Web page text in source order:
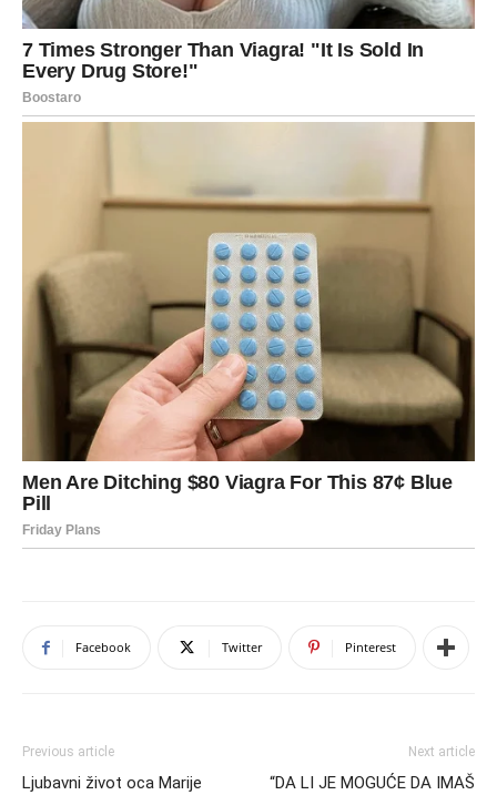
Facebook Twitter Pinterest
Previous article
Ljubavni život oca Marije
Next article
“DA LI JE MOGUĆE DA IMAŠ